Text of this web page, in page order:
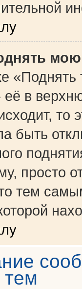
её в
то
быть
просто
тем